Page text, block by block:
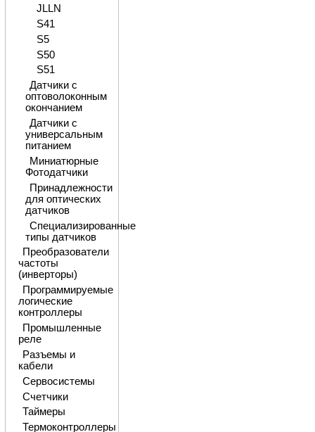
JLLN
S41
S5
S50
S51
Датчики с
оптоволоконным
окончанием
Датчики с
универсальным
питанием
Миниатюрные
Фотодатчики
Принадлежности
для оптических
датчиков
Специализированные
типы датчиков
Преобразователи
частоты
(инверторы)
Программируемые
логические
контроллеры
Промышленные
реле
Разъемы и
кабели
Сервосистемы
Счетчики
Таймеры
Термоконтроллеры